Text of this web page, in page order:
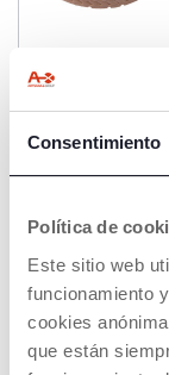
Consentimiento
Política de
Este sitio web
funcionamiento
cookies
que están
niña
to
€ 13,49
SOLD OUT